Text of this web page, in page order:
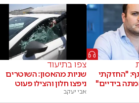
"החזקתי
בידיים"
צפו בתיעוד
שניות מהאסון: השוטרים
ניפצו חלון והצילו פעוט
אבי יעקב